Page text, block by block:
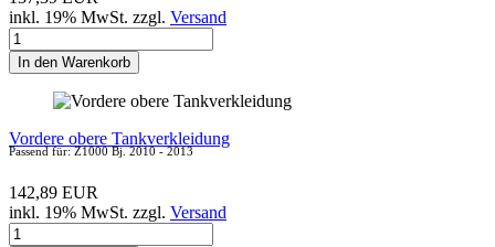
inkl. 19% MwSt. zzgl. Versand
In den Warenkorb
Vordere obere Tankverkleidung
Passend für: Z1000 Bj. 2010 - 2013
142,89 EUR
inkl. 19% MwSt. zzgl. Versand